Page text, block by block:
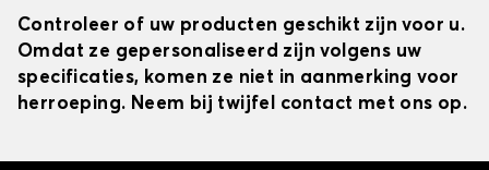
Controleer of uw producten geschikt zijn voor u.
Omdat ze gepersonaliseerd zijn volgens uw
specificaties, komen ze niet in aanmerking voor
herroeping. Neem bij twijfel contact met ons op.